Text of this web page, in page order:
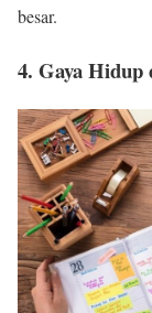
besar.
4. Gaya Hidup